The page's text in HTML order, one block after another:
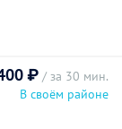
₽ / за 30 мин.
В своём районе